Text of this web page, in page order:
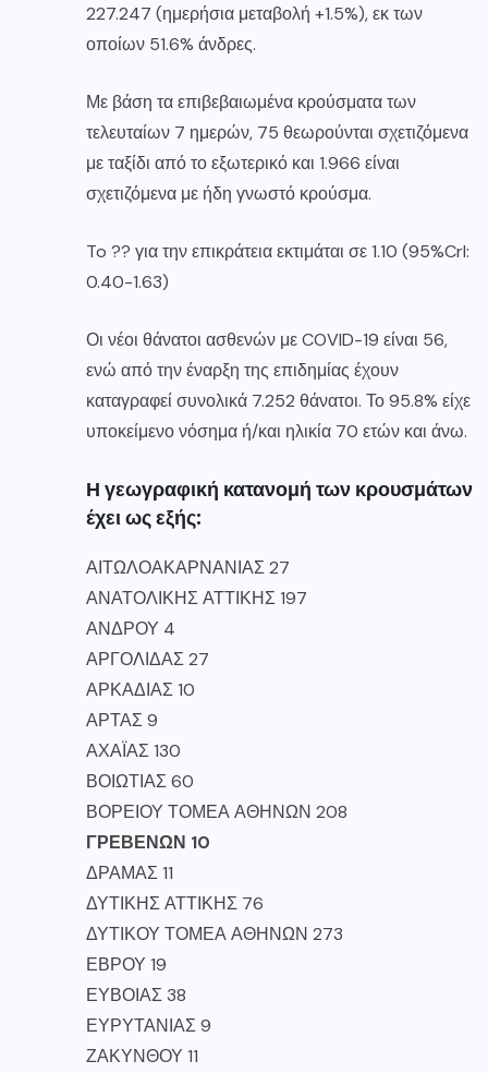
227.247 (ημερήσια μεταβολή +1.5%), εκ των
οποίων 51.6% άνδρες.
Με βάση τα επιβεβαιωμένα κρούσματα των
τελευταίων 7 ημερών, 75 θεωρούνται σχετιζόμενα
με ταξίδι από το εξωτερικό και 1.966 είναι
σχετιζόμενα με ήδη γνωστό κρούσμα.
To ?? για την επικράτεια εκτιμάται σε 1.10 (95%Crl:
0.40-1.63)
Οι νέοι θάνατοι ασθενών με COVID-19 είναι 56,
ενώ από την έναρξη της επιδημίας έχουν
καταγραφεί συνολικά 7.252 θάνατοι. Το 95.8% είχε
υποκείμενο νόσημα ή/και ηλικία 70 ετών και άνω.
Η γεωγραφική κατανομή των κρουσμάτων
έχει ως εξής:
ΑΙΤΩΛΟΑΚΑΡΝΑΝΙΑΣ 27
ΑΝΑΤΟΛΙΚΗΣ ΑΤΤΙΚΗΣ 197
ΑΝΔΡΟΥ 4
ΑΡΓΟΛΙΔΑΣ 27
ΑΡΚΑΔΙΑΣ 10
ΑΡΤΑΣ 9
ΑΧΑΪΑΣ 130
ΒΟΙΩΤΙΑΣ 60
ΒΟΡΕΙΟΥ ΤΟΜΕΑ ΑΘΗΝΩΝ 208
ΓΡΕΒΕΝΩΝ 10
ΔΡΑΜΑΣ 11
ΔΥΤΙΚΗΣ ΑΤΤΙΚΗΣ 76
ΔΥΤΙΚΟΥ ΤΟΜΕΑ ΑΘΗΝΩΝ 273
ΕΒΡΟΥ 19
ΕΥΒΟΙΑΣ 38
ΕΥΡΥΤΑΝΙΑΣ 9
ΖΑΚΥΝΘΟΥ 11